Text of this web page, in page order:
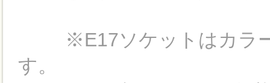
※E17ソケットはカラ
す。